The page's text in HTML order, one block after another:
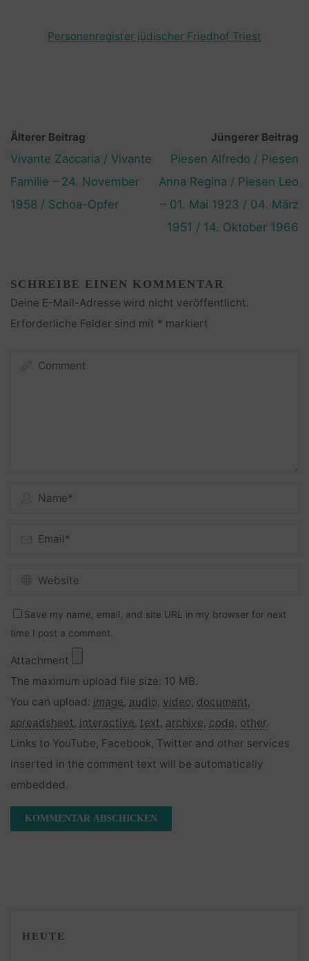
Personenregister jüdischer Friedhof Triest
Älterer Beitrag
Vivante Zaccaria / Vivante
Familie – 24. November
1958 / Schoa-Opfer
Jüngerer Beitrag
Piesen Alfredo / Piesen
Anna Regina / Piesen Leo
– 01. Mai 1923 / 04. März
1951 / 14. Oktober 1966
SCHREIBE EINEN KOMMENTAR
Deine E-Mail-Adresse wird nicht veröffentlicht.
Erforderliche Felder sind mit * markiert
Save my name, email, and site URL in my browser for next
time I post a comment.
Attachment
The maximum upload file size: 10 MB.
You can upload: image, audio, video, document,
spreadsheet, interactive, text, archive, code, other.
Links to YouTube, Facebook, Twitter and other services
inserted in the comment text will be automatically
embedded.
HEUTE